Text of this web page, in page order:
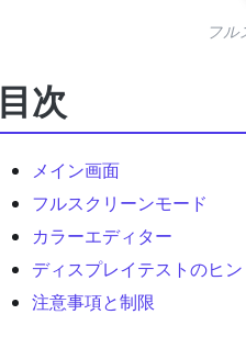
フ
目次
メイン画面
フルスクリーンモード
カラーエディター
ディスプレイテストのヒン
注意事項と制限